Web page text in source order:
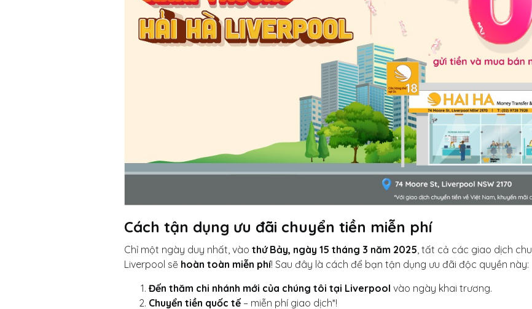
Cách tận dụng ưu đãi chuyển tiền miễn phí
Chỉ một ngày duy nhất, vào thứ Bảy, ngày 15 tháng 3 năm 2025, tất cả các giao dịch
Liverpool sẽ hoàn toàn miễn phí! Sau đây là cách để bạn tận dụng ưu đãi độc quyền này:
Đến thăm chi nhánh mới của chúng tôi tại Liverpool vào ngày khai trương.
Chuyển tiền quốc tế – miễn phí giao dịch*!